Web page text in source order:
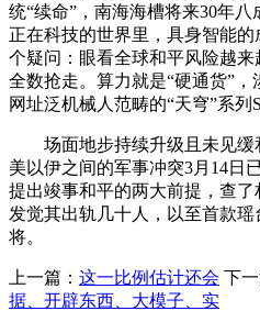
统“续命”，南海海槽将来30年八
正在科技的世界里，具身智能
个疑问：眼看全球和平风险越
全数抢走。算力就是“硬通货”，
网址泛机械人范畴的“天穹”系列
场面地步持续升级且未见缓
美以伊之间的军事冲突3月14日
提出竣事和平的两大前提，查
发觉其出轨几十人，以至首款
将。
上一篇： 这一比例估计还会 下一
据、开辟东西、大模子、实